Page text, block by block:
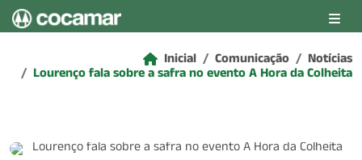
Inicial Comunicação Notícias
Lourenço fala sobre a safra no evento A Hora da Colheita